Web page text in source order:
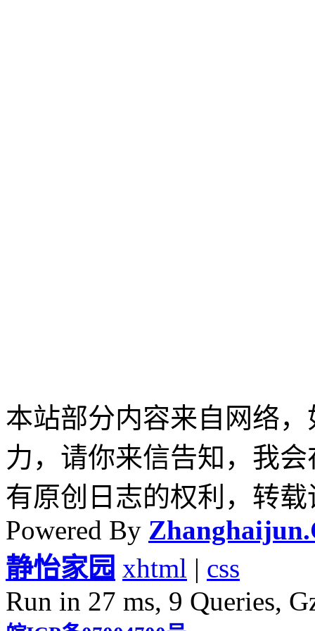
本站部分内容来自网络
力，请你来信告知，我
有原创日志的权利，转
Powered By
静怡家园 xhtml | css
Run in 27 ms, 9 Queries,